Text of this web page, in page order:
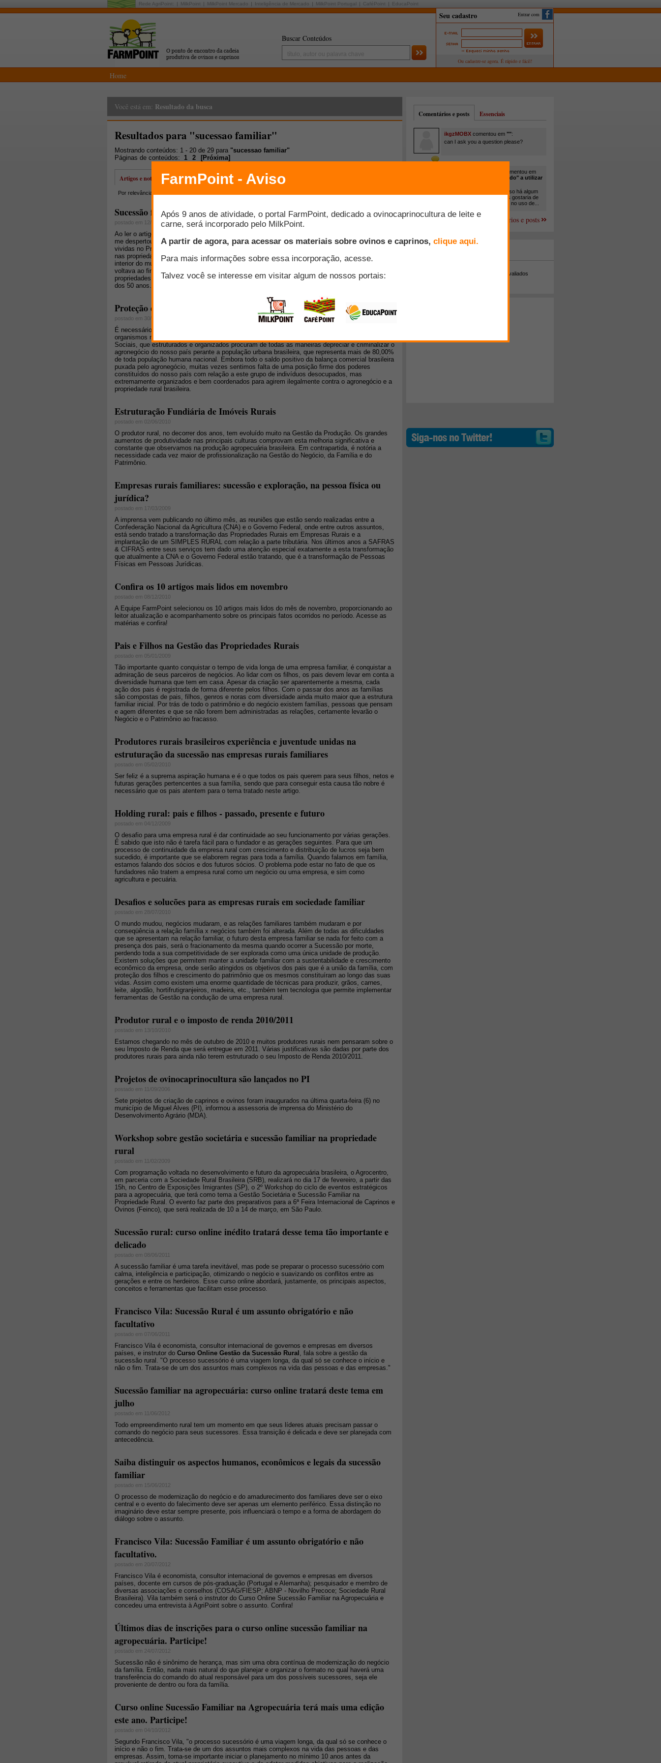
Rede AgriPoint: MilkPoint MilkPoint Mercado Inteligência de Mercado MilkPoint Portugal CaféPoint EducaPoint
Buscar Conteúdos
Entrar com
Home
Você está em: Resultado da busca
Resultados para "sucessao familiar"
Mostrando conteúdos: 1 - 20 de 29 para "sucessao familiar"
Páginas de conteúdos:
1 2 [Próxima]
Artigos e notícias
Por relevância
Sucessão familiar no meio rural
postado em 12/11/2010
Ao ler o artigo intitulado Intimidação do Agricultor publicado recentemente no Diário Catarinense
me despertou uma preocupação vivida ao longo de seis anos de trabalho em extensão rural
vividas no Projeto Microbacias 2. Esta preocupação refere-se ao processo sucessório vivido hoje
nas propriedades rurais e que esta cada vez mais difícil de acontecer. Nos dias de labuta pelo
interior do município de Porto União (e tenho certeza pelos relatos de colegas), tinha dias que eu
voltava ao final do dia entristecido de certa forma, pois desenvolvia determinado trabalho em
propriedades e quem estava lá para acompanhar-me geralmente eram pessoas com idade acima
dos 50 anos.
Proteção do patrimônio rural
postado em 30/04/2009
É necessário? É possível? Existe no Brasil um grupo de pessoas que pertencem a alguns
organismos não governamentais e até do próprio governo, mais os chamados Movimentos
Sociais, que estruturados e organizados procuram de todas as maneiras depreciar e criminalizar o
agronegócio do nosso país perante a população urbana brasileira, que representa mais de 80,00%
de toda população humana nacional. Embora todo o saldo positivo da balança comercial brasileira
puxada pelo agronegócio, muitas vezes sentimos falta de uma posição firme dos poderes
constituídos do nosso país com relação a este grupo de indivíduos desocupados, mas
extremamente organizados e bem coordenados para agirem ilegalmente contra o agronegócio e a
propriedade rural brasileira.
Estruturação Fundiária de Imóveis Rurais
postado em 02/06/2010
O produtor rural, no decorrer dos anos, tem evoluído muito na Gestão da Produção. Os grandes
aumentos de produtividade nas principais culturas comprovam esta melhoria significativa e
constante que observamos na produção agropecuária brasileira. Em contrapartida, é notória a
necessidade cada vez maior de profissionalização na Gestão do Negócio, da Família e do
Patrimônio.
Empresas rurais familiares: sucessão e exploração, na pessoa física ou
jurídica?
postado em 17/03/2009
A imprensa vem publicando no último mês, as reuniões que estão sendo realizadas entre a
Confederação Nacional da Agricultura (CNA) e o Governo Federal, onde entre outros assuntos,
está sendo tratado a transformação das Propriedades Rurais em Empresas Rurais e a
implantação de um SIMPLES RURAL com relação a parte tributária. Nos últimos anos a SAFRAS
& CIFRAS entre seus serviços tem dado uma atenção especial exatamente a esta transformação
que atualmente a CNA e o Governo Federal estão tratando, que é a transformação de Pessoas
Físicas em Pessoas Jurídicas.
Confira os 10 artigos mais lidos em novembro
postado em 08/12/2010
A Equipe FarmPoint selecionou os 10 artigos mais lidos do mês de novembro, proporcionando ao
leitor atualização e acompanhamento sobre os principais fatos ocorridos no período. Acesse as
matérias e confira!
Pais e Filhos na Gestão das Propriedades Rurais
postado em 05/01/2009
Tão importante quanto conquistar o tempo de vida longa de uma empresa familiar, é conquistar a
admiração de seus parceiros de negócios. Ao lidar com os filhos, os pais devem levar em conta a
diversidade humana que tem em casa. Apesar da criação ser aparentemente a mesma, cada
ação dos pais é registrada de forma diferente pelos filhos. Com o passar dos anos as famílias
são compostas de pais, filhos, genros e noras com diversidade ainda muito maior que a estrutura
familiar inicial. Por trás de todo o patrimônio e do negócio existem famílias, pessoas que pensam
e agem diferentes e que se não forem bem administradas as relações, certamente levarão o
Negócio e o Patrimônio ao fracasso.
Produtores rurais brasileiros experiência e juventude unidas na
estruturação da sucessão nas empresas rurais familiares
postado em 05/02/2010
Ser feliz é a suprema aspiração humana e é o que todos os pais querem para seus filhos, netos e
futuras gerações pertencentes a sua família, sendo que para conseguir esta causa tão nobre é
necessário que os pais atentem para o tema tratado neste artigo.
Holding rural: pais e filhos - passado, presente e futuro
postado em 04/12/2009
O desafio para uma empresa rural é dar continuidade ao seu funcionamento por várias gerações.
É sabido que isto não é tarefa fácil para o fundador e as gerações seguintes. Para que um
processo de continuidade da empresa rural com crescimento e distribuição de lucros seja bem
sucedido, é importante que se elaborem regras para toda a família. Quando falamos em família,
estamos falando dos sócios e dos futuros sócios. O problema pode estar no fato de que os
fundadores não tratem a empresa rural como um negócio ou uma empresa, e sim como
agricultura e pecuária.
Desafios e solucões para as empresas rurais em sociedade familiar
postado em 28/07/2010
O mundo mudou, negócios mudaram, e as relações familiares também mudaram e por
conseqüência a relação família x negócios também foi alterada. Além de todas as dificuldades
que se apresentam na relação familiar, o futuro desta empresa familiar se nada for feito com a
presença dos pais, será o fracionamento da mesma quando ocorrer a Sucessão por morte,
perdendo toda a sua competitividade de ser explorada como uma única unidade de produção.
Existem soluções que permitem manter a unidade familiar com a sustentabilidade e crescimento
econômico da empresa, onde serão atingidos os objetivos dos pais que é a união da família, com
proteção dos filhos e crescimento do patrimônio que os mesmos constituíram ao longo das suas
vidas. Assim como existem uma enorme quantidade de técnicas para produzir, grãos, carnes,
leite, algodão, hortifrutigranjeiros, madeira, etc., também tem tecnologia que permite implementar
ferramentas de Gestão na condução de uma empresa rural.
Produtor rural e o imposto de renda 2010/2011
postado em 13/10/2010
Estamos chegando no mês de outubro de 2010 e muitos produtores rurais nem pensaram sobre o
seu Imposto de Renda que será entregue em 2011. Várias justificativas são dadas por parte dos
produtores rurais para ainda não terem estruturado o seu Imposto de Renda 2010/2011.
Projetos de ovinocaprinocultura são lançados no PI
postado em 11/09/2006
Sete projetos de criação de caprinos e ovinos foram inaugurados na última quarta-feira (6) no
município de Miguel Alves (PI), informou a assessoria de imprensa do Ministério do
Desenvolvimento Agrário (MDA).
Workshop sobre gestão societária e sucessão familiar na propriedade
rural
postado em 11/02/2009
Com programação voltada no desenvolvimento e futuro da agropecuária brasileira, o Agrocentro,
em parceria com a Sociedade Rural Brasileira (SRB), realizará no dia 17 de fevereiro, a partir das
15h, no Centro de Exposições Imigrantes (SP), o 2º Workshop do ciclo de eventos estratégicos
para a agropecuária, que terá como tema a Gestão Societária e Sucessão Familiar na
Propriedade Rural. O evento faz parte dos preparativos para a 6ª Feira Internacional de Caprinos e
Ovinos (Feinco), que será realizada de 10 a 14 de março, em São Paulo.
Sucessão rural: curso online inédito tratará desse tema tão importante e
delicado
postado em 08/06/2011
A sucessão familiar é uma tarefa inevitável, mas pode se preparar o processo sucessório com
calma, inteligência e participação, otimizando o negócio e suavizando os conflitos entre as
gerações e entre os herdeiros. Esse curso online abordará, justamente, os principais aspectos,
conceitos e ferramentas que facilitam esse processo.
Francisco Vila: Sucessão Rural é um assunto obrigatório e não
facultativo
postado em 07/06/2011
Francisco Vila é economista, consultor internacional de governos e empresas em diversos
países, e instrutor do Curso Online Gestão da Sucessão Rural , fala sobre a gestão da
sucessão rural. "O processo sucessório é uma viagem longa, da qual só se conhece o início e
não o fim. Trata-se de um dos assuntos mais complexos na vida das pessoas e das empresas."
Sucessão familiar na agropecuária: curso online tratará deste tema em
julho
postado em 11/06/2012
Todo empreendimento rural tem um momento em que seus líderes atuais precisam passar o
comando do negócio para seus sucessores. Essa transição é delicada e deve ser planejada com
antecedência.
Saiba distinguir os aspectos humanos, econômicos e legais da sucessão
familiar
postado em 15/06/2012
O processo de modernização do negócio e do amadurecimento dos familiares deve ser o eixo
central e o evento do falecimento deve ser apenas um elemento periférico. Essa distinção no
imaginário deve estar sempre presente, pois influenciará o tempo e a forma de abordagem do
diálogo sobre o assunto.
Francisco Vila: Sucessão Familiar é um assunto obrigatório e não
facultativo.
postado em 20/07/2012
Francisco Vila é economista, consultor internacional de governos e empresas em diversos
países, docente em cursos de pós-graduação (Portugal e Alemanha); pesquisador e membro de
diversas associações e conselhos (COSAG/FIESP; ABNP - Novilho Precoce; Sociedade Rural
Brasileira). Vila também será o instrutor do Curso Online Sucessão Familiar na Agropecuária e
concedeu uma entrevista à AgriPoint sobre o assunto. Confira!
Últimos dias de inscrições para o curso online sucessão familiar na
agropecuária. Participe!
postado em 24/07/2012
Sucessão não é sinônimo de herança, mas sim uma obra contínua de modernização do negócio
da família. Então, nada mais natural do que planejar e organizar o formato no qual haverá uma
transferência do comando do atual responsável para um dos possíveis sucessores, seja ele
proveniente de dentro ou fora da família.
Curso online Sucessão Familiar na Agropecuária terá mais uma edição
este ano. Participe!
postado em 04/10/2012
Segundo Francisco Vila, "o processo sucessório é uma viagem longa, da qual só se conhece o
início e não o fim. Trata-se de um dos assuntos mais complexos na vida das pessoas e das
empresas. Assim, torna-se importante iniciar o planejamento no mínimo 10 anos antes da
Comentários e posts Essenciais
ikgzMOBX comentou em "":
can I ask you a question please?
comentou em
"Você está sendo "obrigado" a utilizar
Em minha propriedade, já uso há algum
tempo cana com ureia, mas gostaria de
um melhor aprofundamento no uso de...
Mais comentários e posts
Melhor avaliados